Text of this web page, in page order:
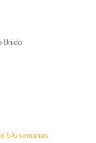
Unido
5/6 semanas.